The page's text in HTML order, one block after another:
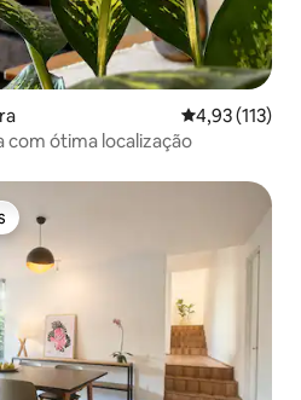
4,93 de uma
4,93 (113)
com ótima localização
dos hóspedes